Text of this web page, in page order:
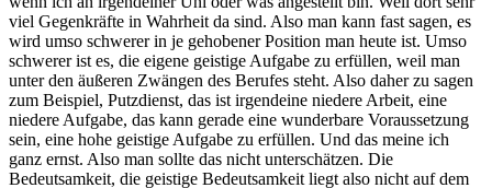
viel Gegenkräfte in Wahrheit da sind. Also man kann fast sagen, es
wird umso schwerer in je gehobener Position man heute ist. Umso
schwerer ist es, die eigene geistige Aufgabe zu erfüllen, weil man
unter den äußeren Zwängen des Berufes steht. Also daher zu sagen
zum Beispiel, Putzdienst, das ist irgendeine niedere Arbeit, eine
niedere Aufgabe, das kann gerade eine wunderbare Voraussetzung
sein, eine hohe geistige Aufgabe zu erfüllen. Und das meine ich
ganz ernst. Also man sollte das nicht unterschätzen. Die
Bedeutsamkeit, die geistige Bedeutsamkeit liegt also nicht auf dem